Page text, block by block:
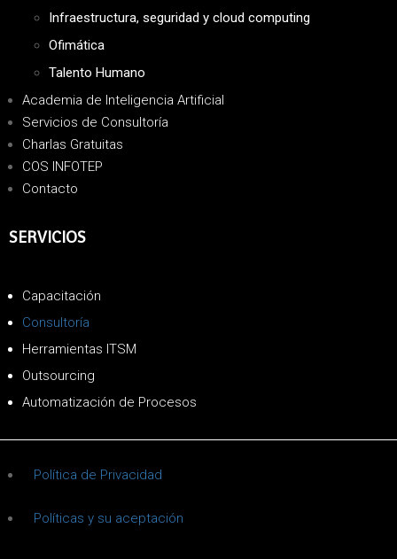
Infraestructura, seguridad y cloud computing
Ofimática
Talento Humano
Academia de Inteligencia Artificial
Servicios de Consultoría
Charlas Gratuitas
COS INFOTEP
Contacto
SERVICIOS
Capacitación
Consultoría
Herramientas ITSM
Outsourcing
Automatización de Procesos
Política de Privacidad
Políticas y su aceptación